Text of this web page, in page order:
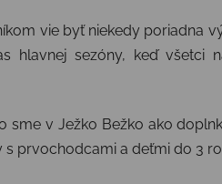
vie byť niekedy poriadna
hlavnej sezóny, keď všetci
sme v Ježko Bežko ako
prvochodcami a deťmi do 3